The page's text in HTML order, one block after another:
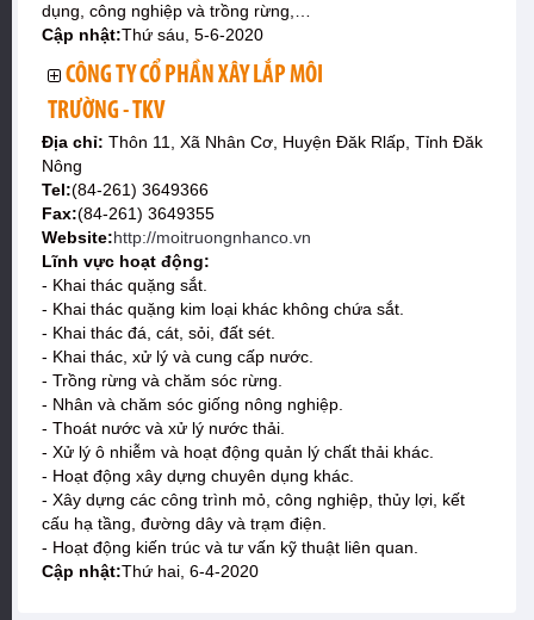
dụng, công nghiệp và trồng rừng,…
Cập nhật:Thứ sáu, 5-6-2020
CÔNG TY CỔ PHẦN XÂY LẮP MÔI
TRƯỜNG - TKV
Địa chỉ: Thôn 11, Xã Nhân Cơ, Huyện Đăk Rlấp, Tỉnh Đăk
Nông
Tel:(84-261) 3649366
Fax:(84-261) 3649355
Website:http://moitruongnhanco.vn
Lĩnh vực hoạt động:
- Khai thác quặng sắt.
- Khai thác quặng kim loại khác không chứa sắt.
- Khai thác đá, cát, sỏi, đất sét.
- Khai thác, xử lý và cung cấp nước.
- Trồng rừng và chăm sóc rừng.
- Nhân và chăm sóc giống nông nghiệp.
- Thoát nước và xử lý nước thải.
- Xử lý ô nhiễm và hoạt động quản lý chất thải khác.
- Hoạt động xây dựng chuyên dụng khác.
- Xây dựng các công trình mỏ, công nghiệp, thủy lợi, kết
cấu hạ tầng, đường dây và trạm điện.
- Hoạt động kiến trúc và tư vấn kỹ thuật liên quan.
Cập nhật:Thứ hai, 6-4-2020